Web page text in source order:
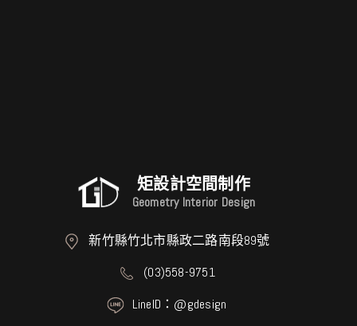
矩設計空間制作
Geometry Interior Design
新竹縣竹北市縣政二路南段89號
(03)558-9751
LineID：@gdesign